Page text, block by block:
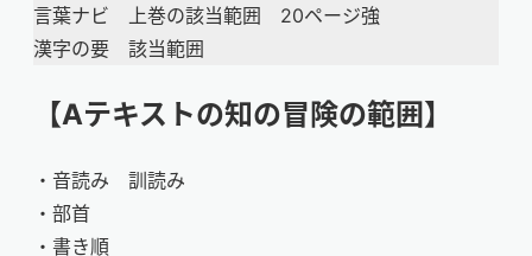
言葉ナビ 上巻の該当範囲 20ページ強
漢字の要 該当範囲
【Aテキストの知の冒険の範囲】
・音読み 訓読み
・部首
・書き順